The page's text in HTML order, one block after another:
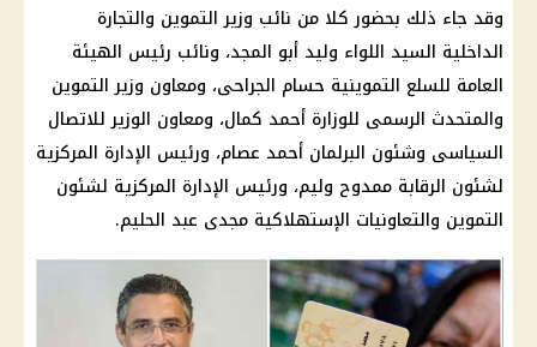
وقد جاء ذلك بحضور كلا من نائب وزير التموين والتجارة
الداخلية السيد اللواء وليد أبو المجد، ونائب رئيس الهيئة
العامة للسلع التموينية حسام الجراحى، ومعاون وزير التموين
والمتحدث الرسمى للوزارة أحمد كمال، ومعاون الوزير للاتصال
السياسى وشئون البرلمان أحمد عصام، ورئيس الإدارة المركزية
لشئون الرقابة ممدوح وليم، ورئيس الإدارة المركزية لشئون
التموين والتعاونيات الإستهلاكية مجدى عبد الحليم.